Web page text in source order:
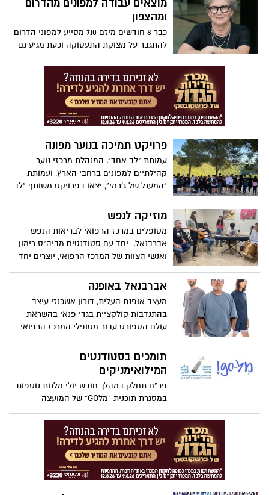
מוצאים עבודה למפונים מהדרום
ומהצפון
כבר 8 חודשים מיזם 710 מסייע למפוני הדרום
להתגבר על מצוקת התעסוקה וכעת מגיע גם
לצפון. היזמת החברתית חנה רדו הקימה את
המיזם יחד עם קרן מיראז' ישראל ומתקוממת
אל מול הטיפול במצב בצפון.
פרויקט תמיכה בנוער מפונה
עמותת "לב אחד", המנהלת מרכזי נוער
קהילתיים למפונים ברחבי הארץ, ועמותת
"המעגל של ג'רמי", יצאו בפרויקט משותף "לב
מוזיקה לנפש
מטופלים במרכז הרפואי לבריאות הנפש
אברבנאל, יחד עם סטודנטים מביה"ס רימון
ואנשי הצוות של המרכז הרפואי, יוצרים יחד
פרויקט "פזמון הלב אברבנאל"
אברבנאל באופנה
מעצב אופנת העלית, דורון אשכנזי עיצב
בהתנדבות קולקציית בגדי פנאי בהשראת
עולם הספורט עבור מטופלי המרכז הרפואי
תומכים בסטודנטים
המילואימניקים
פר"ח תחלק במהלך חודש יולי מלגות נוספות
במסגרת תוכנית "מלGO" של המועצה
להשכלה גבוהה בהיקף של 30 מיליון ש"ח,
המיועדות לחיילי מילואים וכוחות הביטחון
זכאים ששירתו לפחות 21 יום מפרוץ הלחימה